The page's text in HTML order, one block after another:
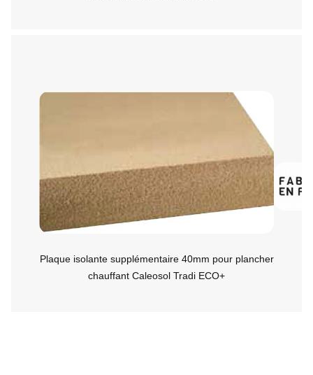
Plaque isolante supplémentaire 40mm pour plancher
chauffant Caleosol Tradi ECO+